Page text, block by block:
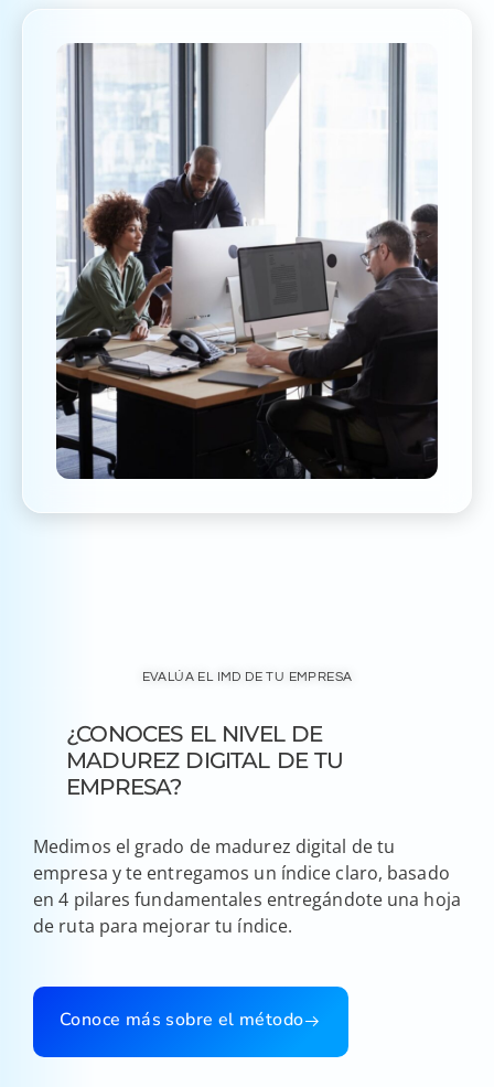
EVALÚA EL IMD DE TU EMPRESA
¿CONOCES EL NIVEL DE
MADUREZ DIGITAL DE TU
EMPRESA?
Medimos el grado de madurez digital de tu
empresa y te entregamos un índice claro, basado
en 4 pilares fundamentales entregándote una hoja
de ruta para mejorar tu índice.
Conoce más sobre el método